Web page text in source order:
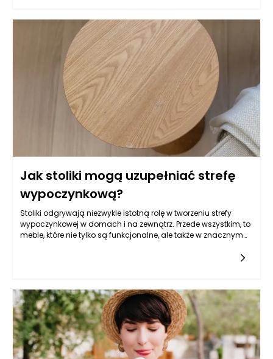
Jak stoliki mogą uzupełniać strefę
wypoczynkową?
Stoliki odgrywają niezwykle istotną rolę w tworzeniu strefy
wypoczynkowej w domach i na zewnątrz. Przede wszystkim, to
meble, które nie tylko są funkcjonalne, ale także w znacznym
skandynawski, aż po nowoczesny. Ich obecność w strefie
wypoczynkowej nie tylko tworzy praktyczne miejsce do
odkładania książek, napojów czy przekąsek, ale także może
stanowić istotny element dekoracyjny, który podkreśla
charakter pomieszczenia.